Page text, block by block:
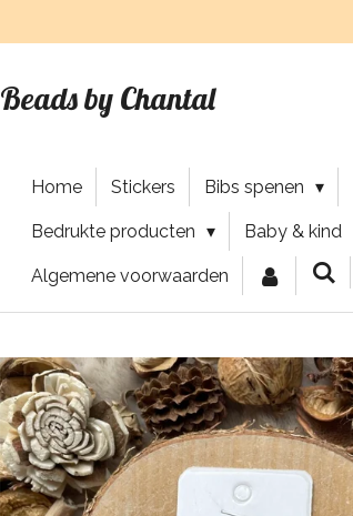
Beads by Chantal
Home Stickers Bibs spenen
Bedrukte producten Baby & kind
Algemene voorwaarden